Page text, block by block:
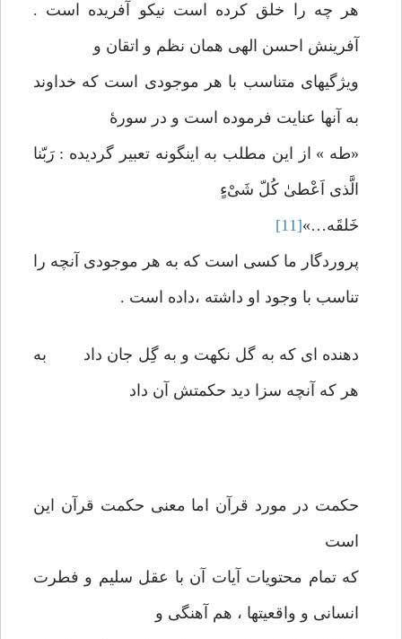
هر چه را خلق کرده است نیکو آفریده است .
آفرینش احسن الهی همان نظم و اتقان و
ویژگیهای متناسب با هر موجودی است که خداوند
به آنها عنایت فرموده است و در سورۀ
«طه » از این مطلب به اینگونه تعبیر گردیده : رَبّنا
الَّذی اَعْطیٰ کُلّ شَیْءٍ
خَلقَه…»[11]
پروردگار ما کسی است که به هر موجودی آنچه را
تناسب با وجود او داشته ،داده است .
دهنده ای که به گل نکهت و به گِل جان داد به
هر که آنچه سزا دید حکمتش آن داد
حکمت در مورد قرآن اما معنی حکمت قرآن این
است
که تمام محتویات آیات آن با عقل سلیم و فطرت
انسانی و واقعیتها ، هم آهنگی و